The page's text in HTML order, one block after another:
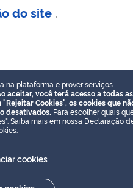
do site .
na plataforma e prover serviços
aceitar, você terá acesso a todas as
Cookies", os cookies que
desativados. Para escolher quais
Saiba mais em nossa Declaração
cookies